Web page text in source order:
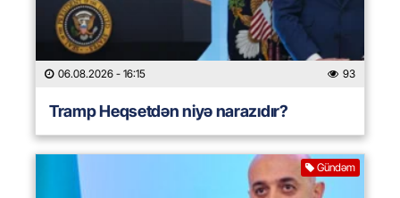
06.08.2026 - 16:15 93
Tramp Heqsetdən niyə narazıdır?
Gündəm